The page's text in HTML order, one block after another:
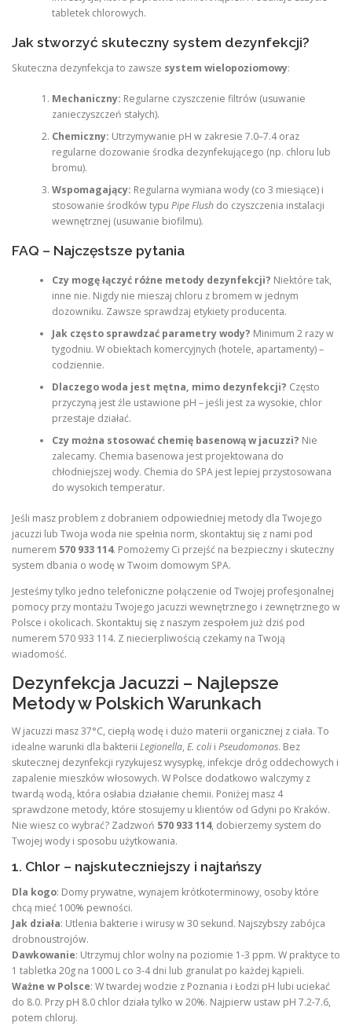
tabletek chlorowych.
Jak stworzyć skuteczny system dezynfekcji?
Skuteczna dezynfekcja to zawsze system wielopoziomowy:
Mechaniczny: Regularne czyszczenie filtrów (usuwanie
zanieczyszczeń stałych).
Chemiczny: Utrzymywanie pH w zakresie 7.0–7.4 oraz
regularne dozowanie środka dezynfekującego (np. chloru lub
bromu).
Wspomagający: Regularna wymiana wody (co 3 miesiące) i
stosowanie środków typu Pipe Flushdo czyszczenia instalacji
wewnętrznej (usuwanie biofilmu).
FAQ – Najczęstsze pytania
Czy mogę łączyć różne metody dezynfekcji? Niektóre tak,
inne nie. Nigdy nie mieszaj chloru z bromem w jednym
dozowniku. Zawsze sprawdzaj etykiety producenta.
Jak często sprawdzać parametry wody? Minimum 2 razy w
tygodniu. W obiektach komercyjnych (hotele, apartamenty) –
codziennie.
Dlaczego woda jest mętna, mimo dezynfekcji? Często
przyczyną jest źle ustawione pH – jeśli jest za wysokie, chlor
przestaje działać.
Czy można stosować chemię basenową w jacuzzi? Nie
zalecamy. Chemia basenowa jest projektowana do
chłodniejszej wody. Chemia do SPA jest lepiej przystosowana
do wysokich temperatur.
Jeśli masz problem z dobraniem odpowiedniej metody dla Twojego
jacuzzi lub Twoja woda nie spełnia norm, skontaktuj się z nami pod
numerem 570 933 114. Pomożemy Ci przejść na bezpieczny i skuteczny
system dbania o wodę w Twoim domowym SPA.
Jesteśmy tylko jedno telefoniczne połączenie od Twojej profesjonalnej
pomocy przy montażu Twojego jacuzzi wewnętrznego i zewnętrznego w
Polsce i okolicach. Skontaktuj się z naszym zespołem już dziś pod
numerem 570 933 114. Z niecierpliwością czekamy na Twoją
wiadomość.
Dezynfekcja Jacuzzi – Najlepsze
Metody w Polskich Warunkach
W jacuzzi masz 37°C, ciepłą wodę i dużo materii organicznej z ciała. To
idealne warunki dla bakterii Legionella, E. coli i Pseudomonas. Bez
skutecznej dezynfekcji ryzykujesz wysypkę, infekcje dróg oddechowych i
zapalenie mieszków włosowych. W Polsce dodatkowo walczymy z
twardą wodą, która osłabia działanie chemii. Poniżej masz 4
sprawdzone metody, które stosujemy u klientów od Gdyni po Kraków.
Nie wiesz co wybrać? Zadzwoń 570 933 114, dobierzemy system do
Twojej wody i sposobu użytkowania.
1. Chlor – najskuteczniejszy i najtańszy
Dla kogo: Domy prywatne, wynajem krótkoterminowy, osoby które
chcą mieć 100% pewności.
Jak działa: Utlenia bakterie i wirusy w 30 sekund. Najszybszy zabójca
drobnoustrojów.
Dawkowanie: Utrzymuj chlor wolny na poziomie 1-3 ppm. W praktyce to
1 tabletka 20g na 1000 L co 3-4 dni lub granulat po każdej kąpieli.
Ważne w Polsce: W twardej wodzie z Poznania i Łodzi pH lubi uciekać
do 8.0. Przy pH 8.0 chlor działa tylko w 20%. Najpierw ustaw pH 7.2-7.6,
potem chloruj.